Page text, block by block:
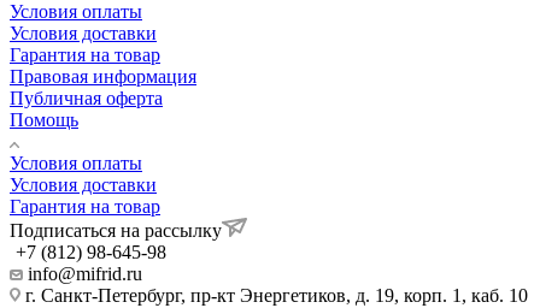
Условия оплаты
Условия доставки
Гарантия на товар
Правовая информация
Публичная оферта
Помощь
Условия оплаты
Условия доставки
Гарантия на товар
Подписаться на рассылку
+7 (812) 98-645-98
info@mifrid.ru
г. Санкт-Петербург, пр-кт Энергетиков, д. 19, корп. 1, каб. 10